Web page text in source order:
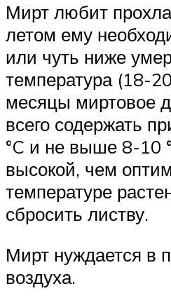
Мирт любит
летом ему
или чуть ниже
температура (18-
месяцы миртовое
всего содержать
°C и не выше 8-10
высокой, чем
температуре
сбросить листву.
Мирт нуждается в
воздуха.